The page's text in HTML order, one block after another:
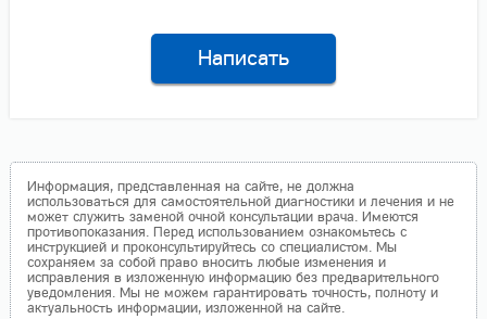
Написать
Информация, представленная на сайте, не должна
использоваться для самостоятельной диагностики и лечения и не
может служить заменой очной консультации врача. Имеются
противопоказания. Перед использованием ознакомьтесь с
инструкцией и проконсультируйтесь со специалистом. Мы
сохраняем за собой право вносить любые изменения и
исправления в изложенную информацию без предварительного
уведомления. Мы не можем гарантировать точность, полноту и
актуальность информации, изложенной на сайте.